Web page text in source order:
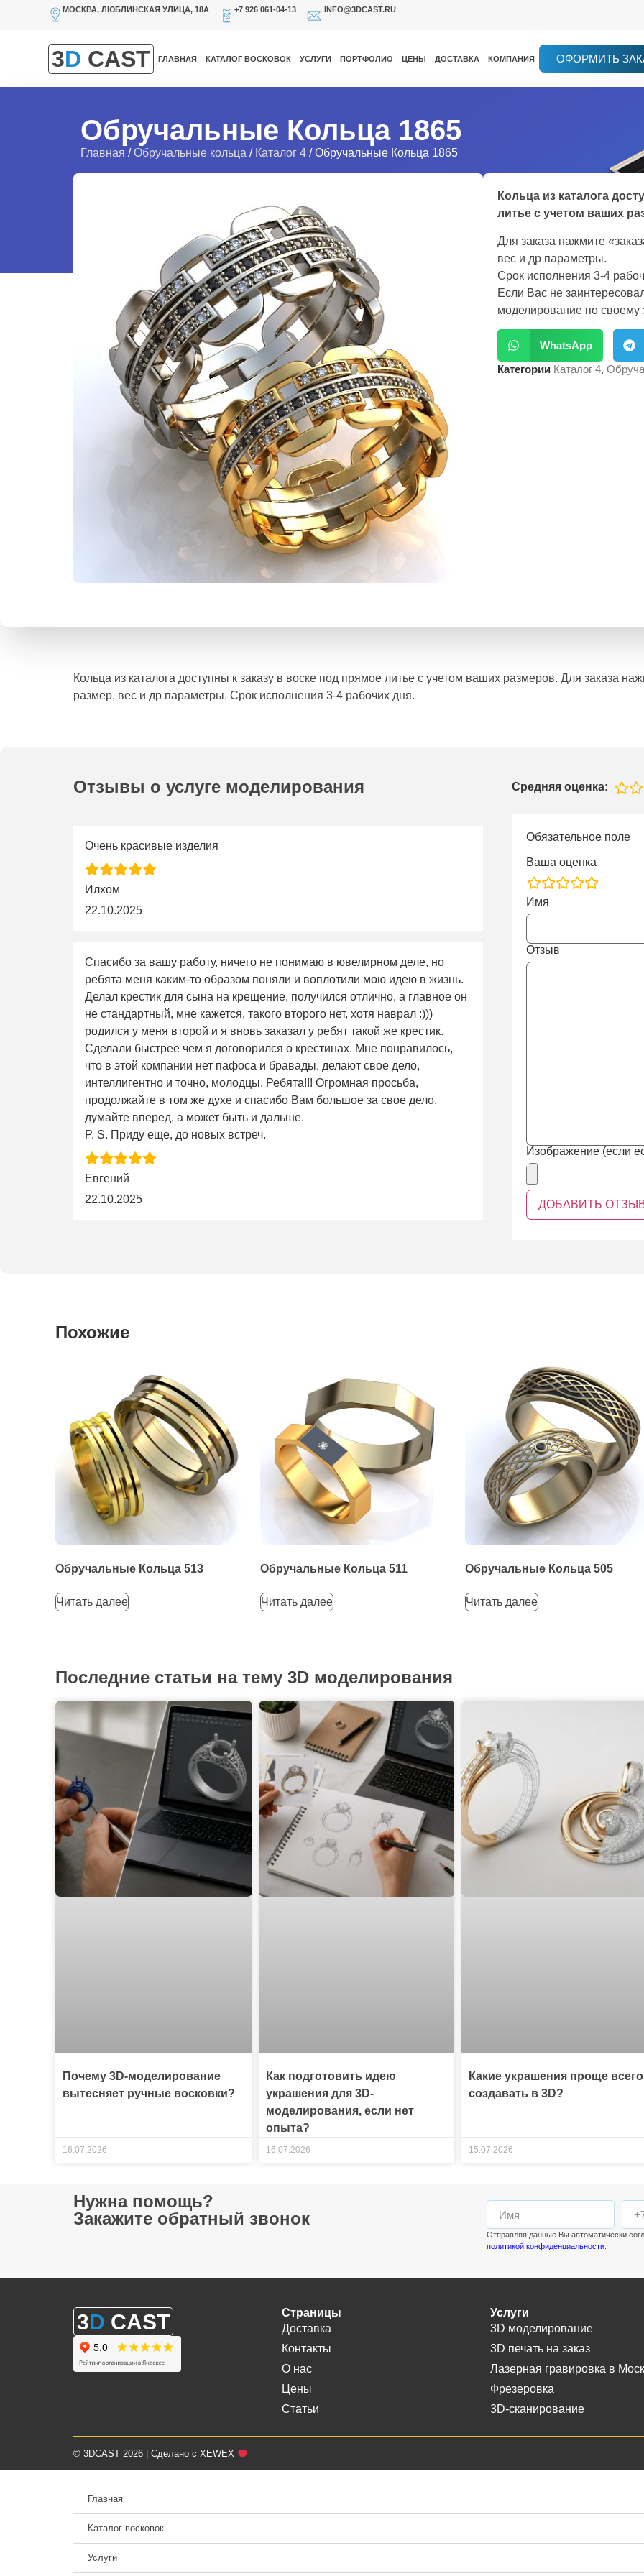
МОСКВА, ЛЮБЛИНСКАЯ УЛИЦА, 18А +7 926 061-04-13 INFO@3DCAST.RU
3D CAST ГЛАВНАЯ КАТАЛОГ ВОСКОВОК УСЛУГИ ПОРТФОЛИО ЦЕНЫ ДОСТАВКА КОМПАНИЯ ОФОРМИТЬ
Обручальные Кольца 1865
Главная /Обручальные кольца / Каталог 4 / Обручальные Кольца 1865
Кольца из каталога
литье с учетом ваших
Для заказа нажмите
вес и др параметры.
Срок исполнения 3-4
Если Вас не
моделирование по своему
WhatsApp
Категории Каталог 4,
Кольца из каталога доступны к заказу в воске под прямое литье с учетом ваших размеров. Для заказа
размер, вес и др параметры. Срок исполнения 3-4 рабочих дня.
Отзывы о услуге моделирования Средняя оценка:
Очень красивые изделия
Илхом
22.10.2025
Спасибо за вашу работу, ничего не понимаю в ювелирном деле, но
ребята меня каким-то образом поняли и воплотили мою идею в жизнь.
Делал крестик для сына на крещение, получился отлично, а главное он
не стандартный, мне кажется, такого второго нет, хотя наврал :)))
родился у меня второй и я вновь заказал у ребят такой же крестик.
Сделали быстрее чем я договорился о крестинах. Мне понравилось,
что в этой компании нет пафоса и бравады, делают свое дело,
интеллигентно и точно, молодцы. Ребята!!! Огромная просьба,
продолжайте в том же духе и спасибо Вам большое за свое дело,
думайте вперед, а может быть и дальше.
P. S. Приду еще, до новых встреч.
Евгений
22.10.2025
Обязательное поле
Ваша оценка
rating
fields
Имя
Отзыв
Изображение (если
Похожие
Обручальные Кольца 513
Читать далее
Обручальные Кольца 511
Читать далее
Обручальные Кольца 505
Читать далее
Последние статьи на тему 3D моделирования
Почему 3D-моделирование
вытесняет ручные восковки?
16.07.2026
Как подготовить идею
украшения для 3D-
моделирования, если нет
опыта?
16.07.2026
Какие украшения проще всего
создавать в 3D?
15.07.2026
Нужна помощь?
Закажите обратный звонок
Отправляя данные Вы автоматически
политикой конфиденциальности.
3D CAST
Страницы
Доставка
Контакты
О нас
Цены
Статьи
Услуги
3D моделирование
3D печать на заказ
Лазерная гравировка в
Фрезеровка
3D-сканирование
© 3DCAST 2026 | Сделано с XEWEX
Главная
Каталог восковок
Услуги